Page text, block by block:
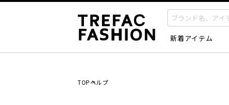
新着アイテム
TOPヘルプ